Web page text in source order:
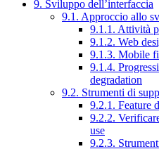
9. Sviluppo dell’interfaccia
9.1. Approccio allo
9.1.1. Attività
9.1.2. Web
9.1.3. Mobile
9.1.4.
degradation
9.2. Strumenti di
9.2.1. Feature
9.2.2.
use
9.2.3.